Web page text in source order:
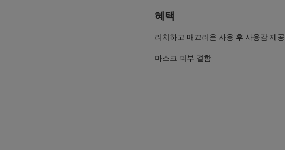
혜택
리치하고 매끄러운 사용 후 사용감 제공
마스크 피부 결함